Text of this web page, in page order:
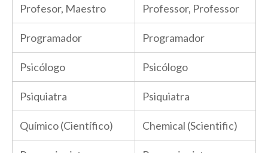
Profesor, Maestro Professor, Professor
Programador Programador
Psicólogo Psicólogo
Psiquiatra Psiquiatra
Químico (Científico) Chemical (Scientific)